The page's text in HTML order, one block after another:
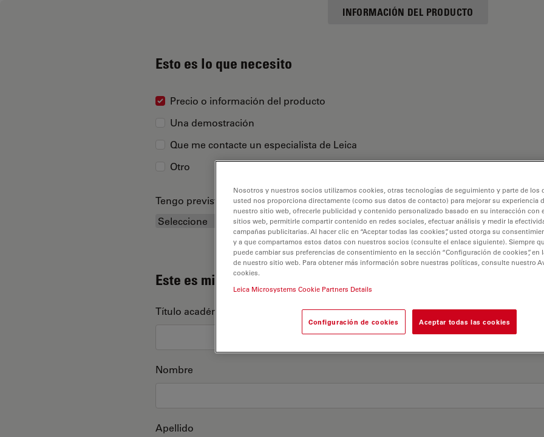
INFORMACIÓN DEL PRODUCTO
Esto es lo que necesito
Precio o información del producto
Una demostración
Que me contacte un especialista de Leica
Otro
Tengo previsto adquirir...
Este es mi perfil
Título académico
Nombre
Apellido
Nosotros y nuestros socios utilizamos cookies, otras tecnologías de seguimiento y parte de los
usted nos proporciona directamente (como sus datos de contacto) para mejorar su experiencia
nuestro sitio web, ofrecerle publicidad y contenido personalizado basado en su interacción con
sitios web, permitirle compartir contenido en redes sociales, efectuar análisis y medir la
campañas publicitarias. Al hacer clic en “Aceptar todas las cookies”, usted otorga su
y a que compartamos estos datos con nuestros socios (consulte el enlace siguiente). Siempre
puede cambiar sus preferencias de consentimiento en la sección “Configuración de cookies”, en
de nuestro sitio web. Para obtener más información sobre nuestras políticas, consulte nuestro
cookies.
Leica Microsystems Cookie Partners Details
Configuración de cookies Aceptar todas las cookies